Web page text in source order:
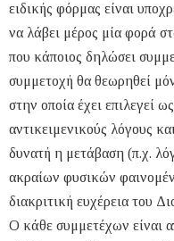
ειδικής φόρμας είναι
να λάβει μέρος μία φορά
που κάποιος δηλώσει
συμμετοχή θα θεωρηθεί
στην οποία έχει επιλεγεί
αντικειμενικούς λόγους
δυνατή η μετάβαση (π.χ.
ακραίων φυσικών
διακριτική ευχέρεια του
Ο κάθε συμμετέχων είναι